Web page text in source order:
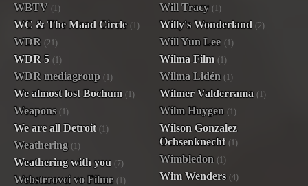
WBTV (1)
WC & The Maad Circle (1)
WDR (21)
WDR 5 (1)
WDR mediagroup (1)
We almost lost Bochum (1)
Weapons (1)
We are all Detroit (1)
Weathering (1)
Weathering with you (7)
Websterovci vo Filme (1)
Will Tracy (1)
Willy's Wonderland (2)
Will Yun Lee (1)
Wilma Film (1)
Wilma Lidén (1)
Wilmer Valderrama (1)
Wilm Huygen (1)
Wilson Gonzalez
Ochsenknecht (1)
Wimbledon (1)
Wim Wenders (4)